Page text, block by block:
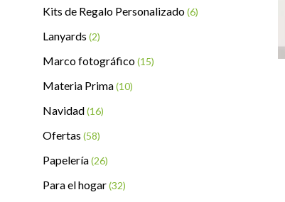
Kits de Regalo Personalizado(6)
Lanyards (2)
Marco fotográfico(15)
Materia Prima(10)
Navidad(16)
Ofertas (58)
Papelería(26)
Para el hogar(32)